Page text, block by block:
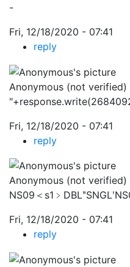
-
Fri, 12/18/2020 - 07:41
reply
Anonymous (not verified)
Fri, 12/18/2020 - 07:41
reply
Anonymous (not verified)
NS09＜
Fri, 12/18/2020 - 07:41
reply